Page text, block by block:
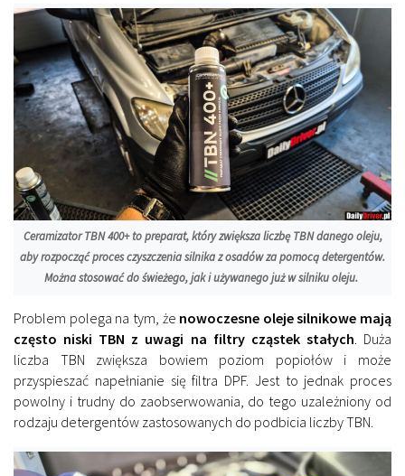
Ceramizator TBN 400+ to preparat, który zwiększa liczbę TBN danego oleju,
aby rozpocząć proces czyszczenia silnika z osadów za pomocą detergentów.
Można stosować do świeżego, jak i używanego już w silniku oleju.
Problem polega na tym, że nowoczesne oleje silnikowe mają
często niski TBN z uwagi na filtry cząstek stałych. Duża
liczba TBN zwiększa bowiem poziom popiołów i może
przyspieszać napełnianie się filtra DPF. Jest to jednak proces
powolny i trudny do zaobserwowania, do tego uzależniony od
rodzaju detergentów zastosowanych do podbicia liczby TBN.